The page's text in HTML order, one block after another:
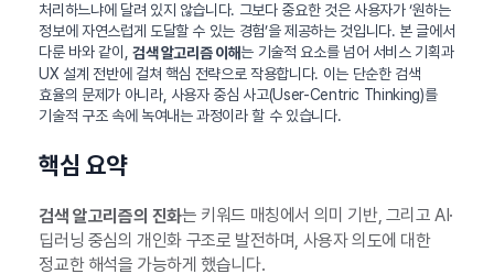
처리하느냐에 달려 있지 않습니다. 그보다 중요한 것은 사용자가 ‘원하는
정보에 자연스럽게 도달할 수 있는 경험’을 제공하는 것입니다. 본 글에서
다룬 바와 같이, 검색 알고리즘 이해는 기술적 요소를 넘어 서비스 기획과
UX 설계 전반에 걸쳐 핵심 전략으로 작용합니다. 이는 단순한 검색
효율의 문제가 아니라, 사용자 중심 사고(User-Centric Thinking)를
기술적 구조 속에 녹여내는 과정이라 할 수 있습니다.
핵심 요약
검색 알고리즘의 진화는 키워드 매칭에서 의미 기반, 그리고 AI·
딥러닝 중심의 개인화 구조로 발전하며, 사용자 의도에 대한
정교한 해석을 가능하게 했습니다.